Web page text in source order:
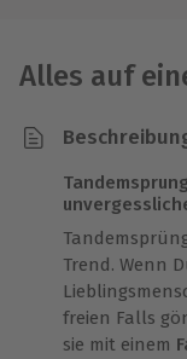
Alles auf
Trend. Wenn
freien Falls
sie mit einem